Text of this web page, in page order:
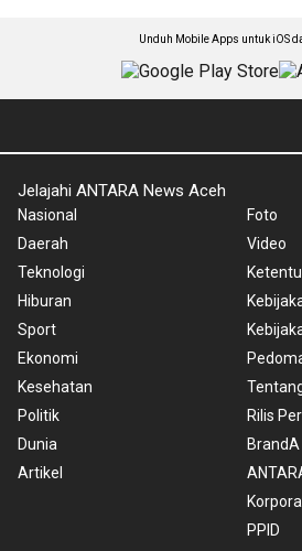
Unduh Mobile Apps untuk iOS
Jelajahi ANTARA News Aceh
Nasional
Daerah
Teknologi
Hiburan
Sport
Ekonomi
Kesehatan
Politik
Dunia
Artikel
Foto
Video
Rilis
BrandA
PPID